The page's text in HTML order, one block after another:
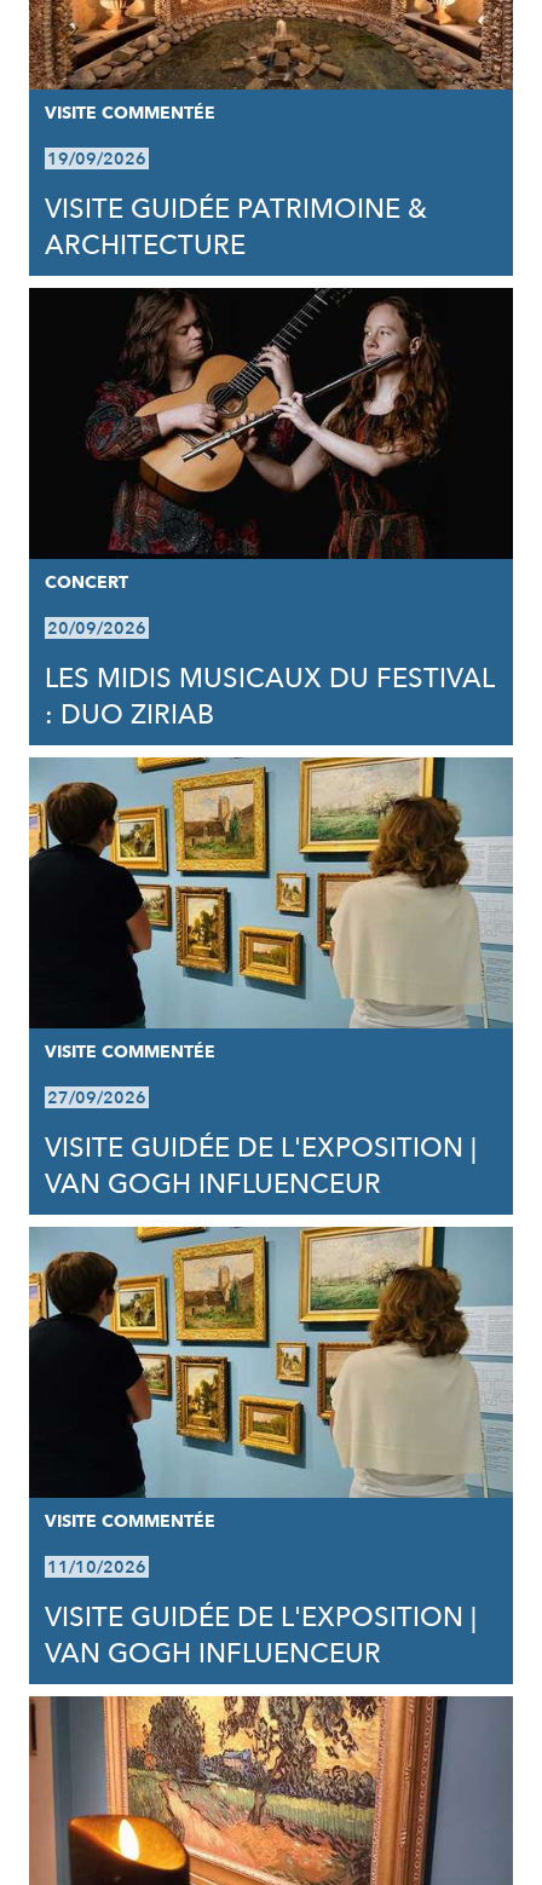
VISITE COMMENTÉE
19/09/2026
VISITE GUIDÉE PATRIMOINE &
ARCHITECTURE
CONCERT
20/09/2026
LES MIDIS MUSICAUX DU FESTIVAL
: DUO ZIRIAB
VISITE COMMENTÉE
27/09/2026
VISITE GUIDÉE DE L'EXPOSITION |
VAN GOGH INFLUENCEUR
VISITE COMMENTÉE
11/10/2026
VISITE GUIDÉE DE L'EXPOSITION |
VAN GOGH INFLUENCEUR